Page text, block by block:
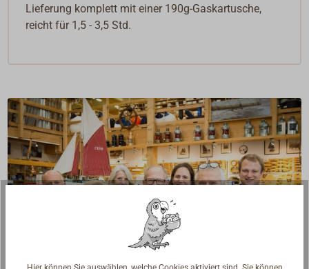
Lieferung komplett mit einer 190g-Gaskartusche,
reicht für 1,5 - 3,5 Std.